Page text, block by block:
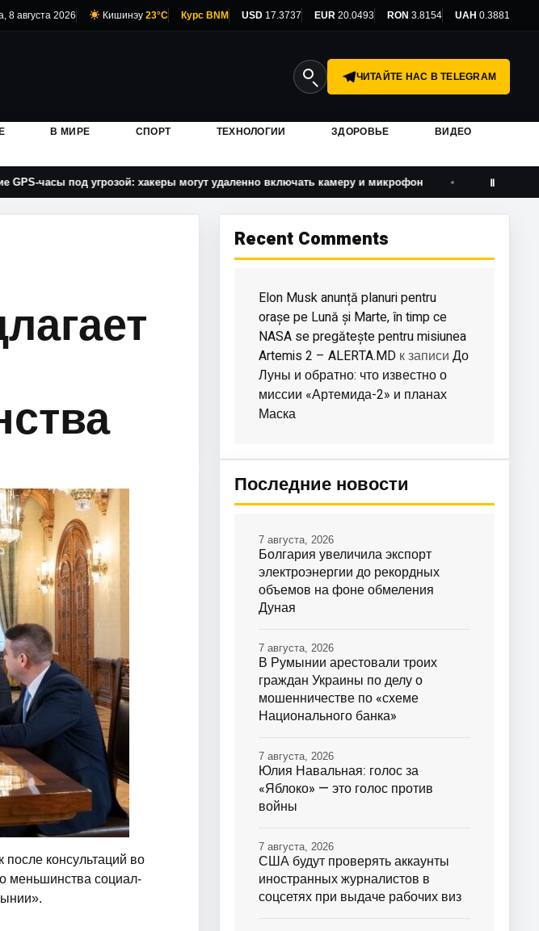
8 августа 2026 Кишинэу 23°C Курс BNM USD 17.3737 EUR 20.0493 RON 3.8154 UAH 0.3881
ЧИТАЙТЕ НАС В TELEGRAM
В МИРЕ СПОРТ ТЕХНОЛОГИИ ЗДОРОВЬЕ ВИДЕО
под угрозой: хакеры могут удаленно включать камеру и микрофон Forța Fermierilor
Ⅱ
консультаций во
меньшинства социал-
Recent Comments
Elon Musk anunță planuri pentru
orașe pe Lună și Marte, în timp ce
NASA se pregătește pentru misiunea
Artemis 2 – ALERTA.MD к записи До
Луны и обратно: что известно о
миссии «Артемида-2» и планах
Маска
Последние новости
Болгария увеличила экспорт
электроэнергии до рекордных
объемов на фоне обмеления
Дуная
7 августа, 2026
В Румынии арестовали троих
граждан Украины по делу о
мошенничестве по «схеме
Национального банка»
7 августа, 2026
Юлия Навальная: голос за
«Яблоко» — это голос против
войны
7 августа, 2026
США будут проверять аккаунты
иностранных журналистов в
соцсетях при выдаче рабочих виз
7 августа, 2026